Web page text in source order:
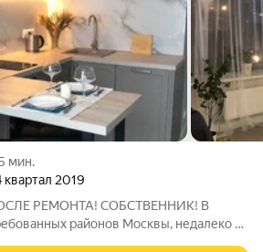
мин.
квартал 2019
РЕМОНТА! СОБСТВЕННИК! В
районов Москвы, недалеко от